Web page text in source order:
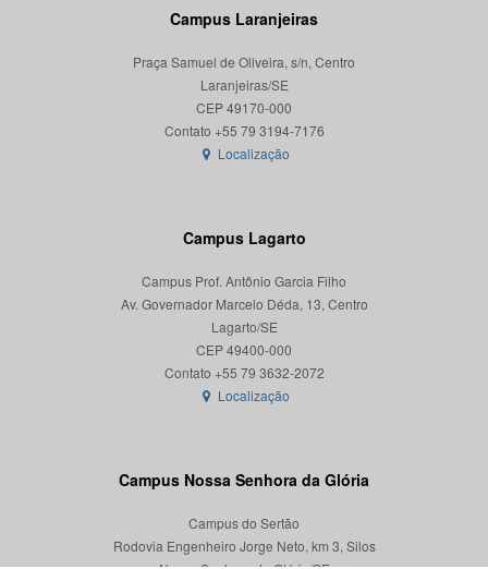
Campus Laranjeiras
Praça Samuel de Oliveira, s/n, Centro
Laranjeiras/SE
CEP 49170-000
Localização
Campus Lagarto
Campus Prof. Antônio Garcia Filho
Av. Governador Marcelo Déda, 13, Centro
Lagarto/SE
CEP 49400-000
Localização
Campus Nossa Senhora da Glória
Campus do Sertão
Rodovia Engenheiro Jorge Neto, km 3, Silos